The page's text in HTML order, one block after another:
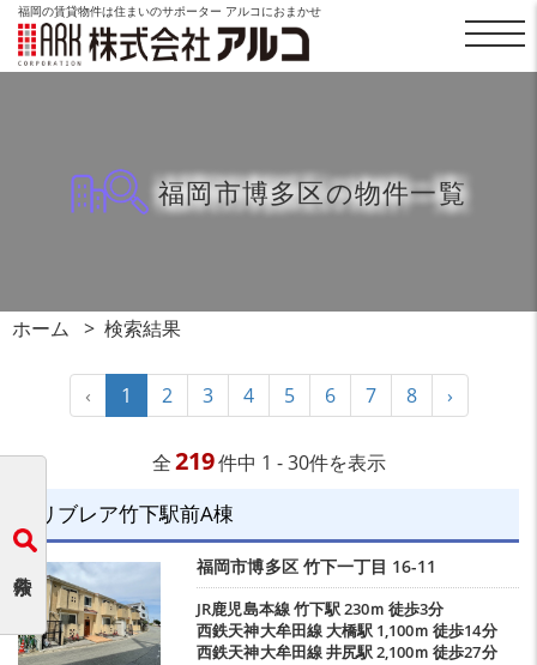
福岡の賃貸物件は住まいのサポーター アルコにおまかせ
福岡市博多区の物件一覧
ホーム 検索結果
‹ 1 2 3 4 5 6 7 8 ›
全219件中 1 - 30件を表示
リブレア竹下駅前A棟
福岡市博多区 竹下一丁目 16-11
JR鹿児島本線竹下駅230ｍ 徒歩3分
西鉄天神大牟田線大橋駅1,100ｍ 徒歩14分
西鉄天神大牟田線井尻駅2,100ｍ 徒歩27分